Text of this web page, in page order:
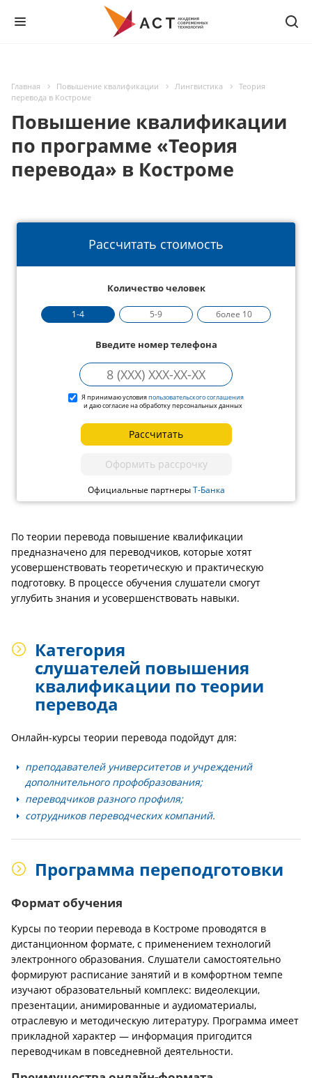
Главная Повышение квалификации Лингвистика
Теория
перевода в Костроме
Повышение квалификации
по программе «Теория
перевода» в Костроме
Рассчитать стоимость
Количество человек
1-4 5-9 более 10
Введите номер телефона
Я принимаю условияпользовательского соглашения
и даю согласие на обработку персональных данных
Рассчитать
Оформить рассрочку
Официальные партнерыТ-Банка
По теории перевода повышение квалификации
предназначено для переводчиков, которые хотят
усовершенствовать теоретическую и практическую
подготовку. В процессе обучения слушатели смогут
углубить знания и усовершенствовать навыки.
Категория
слушателей повышения
квалификации по теории
перевода
Онлайн-курсы теории перевода подойдут для:
преподавателей университетов и учреждений
дополнительного профобразования;
переводчиков разного профиля;
сотрудников переводческих компаний.
Программа переподготовки
Формат обучения
Курсы по теории перевода в Костроме проводятся в
дистанционном формате, с применением технологий
электронного образования. Слушатели самостоятельно
формируют расписание занятий и в комфортном темпе
изучают образовательный комплекс: видеолекции,
презентации, анимированные и аудиоматериалы,
отраслевую и методическую литературу. Программа имеет
прикладной характер — информация пригодится
переводчикам в повседневной деятельности.